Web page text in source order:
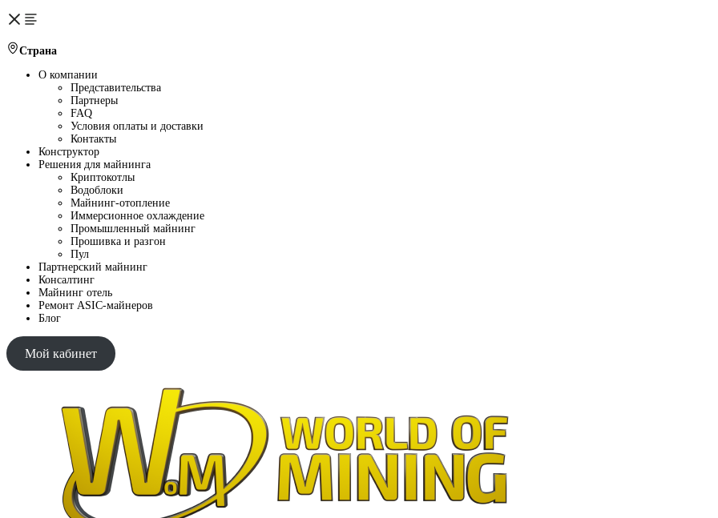
Страна
О компании
Представительства
Партнеры
FAQ
Условия оплаты и доставки
Контакты
Конструктор
Решения для майнинга
Криптокотлы
Водоблоки
Майнинг-отопление
Иммерсионное охлаждение
Промышленный майнинг
Прошивка и разгон
Пул
Партнерский майнинг
Консалтинг
Майнинг отель
Ремонт ASIC-майнеров
Блог
Мой кабинет